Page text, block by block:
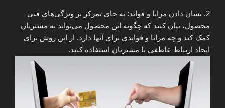
2. نشان دادن مزایا و فواید: به جای تمرکز بر ویژگی‌های فنی
محصول، بیان کنید که چگونه این محصول می‌تواند به مشتریان
کمک کند و چه مزایا و فوایدی برای آنها دارد. از این روش برای
ایجاد ارتباط عاطفی با مشتریان استفاده کنید.